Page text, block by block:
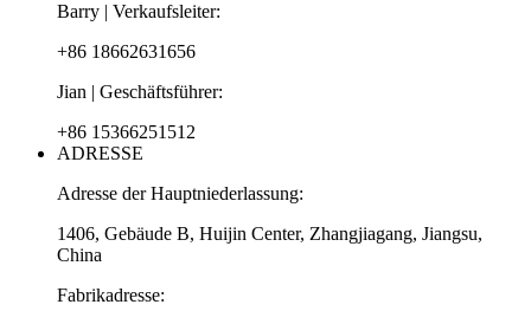
Barry | Verkaufsleiter:
+86 18662631656
Jian | Geschäftsführer:
+86 15366251512
ADRESSE
Adresse der Hauptniederlassung:
1406, Gebäude B, Huijin Center, Zhangjiagang, Jiangsu,
China
Fabrikadresse: